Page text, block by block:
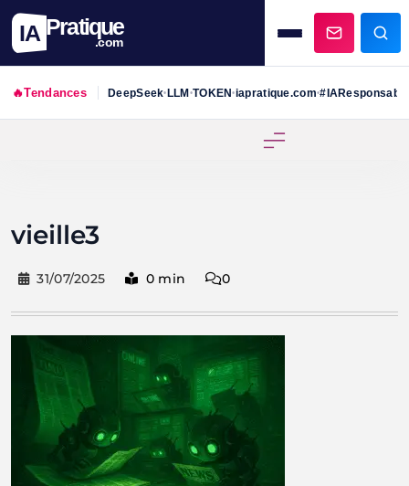
IA Pratique
.com
🔥Tendances DeepSeek•LLM•TOKEN•iapratique.com•#IAResponsable
vieille3
31/07/2025 0 min 0